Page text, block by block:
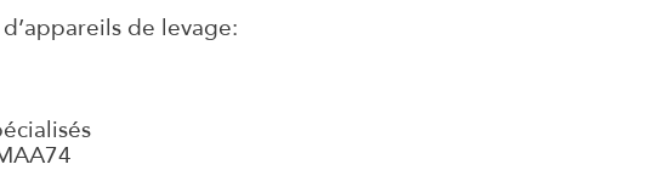
de levage: